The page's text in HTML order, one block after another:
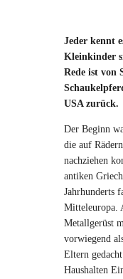
Jeder kennt
Kleinkinder
Rede ist von
USA zurück.
Der Beginn
die auf
nachziehen
antiken
Jahrhunderts
Mitteleuropa.
Metallgerüst
vorwiegend
Eltern
Haushalten